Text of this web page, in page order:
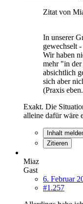
Zitat von
In unserer
gewechselt
Wir haben
mehr "in der
absichtlich
sich aber
(Praxis
Exakt. Die
alleine dafür wäre
Inhalt
Zitieren
Miaz
Gast
6. Februar
#1.257